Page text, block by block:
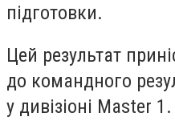
підготовки.
Цей результат
до командного
у дивізіоні Master 1.